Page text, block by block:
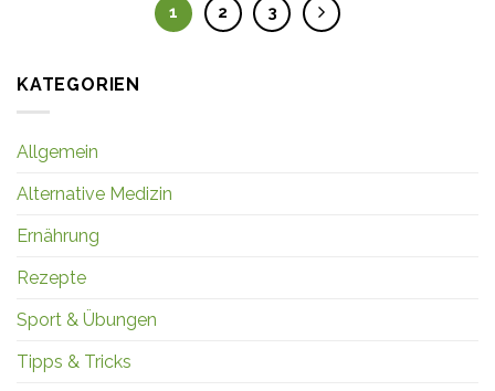
1 2 3
KATEGORIEN
Allgemein
Alternative Medizin
Ernährung
Rezepte
Sport & Übungen
Tipps & Tricks